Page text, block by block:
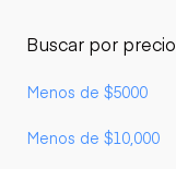
Buscar por precio
Menos de $5000
Menos de $10,000